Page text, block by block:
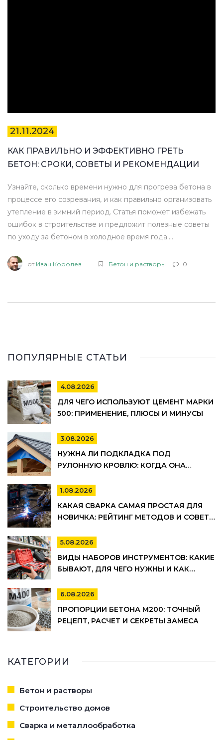
21.11.2024
КАК ПРАВИЛЬНО И ЭФФЕКТИВНО ГРЕТЬ
БЕТОН: СРОКИ, СОВЕТЫ И РЕКОМЕНДАЦИИ
Узнайте, сколько времени нужно для прогрева бетона в
процессе его созревания, и как правильно организовать
утепление в зимний период. Статья поможет избежать
ошибок в строительстве и предложит полезные советы
по уходу за бетоном в холодное время года.
преимущества и недостатки, а также значимость
от Иван Королев Бетон и растворы 0
ПОПУЛЯРНЫЕ СТАТЬИ
4.08.2026
ДЛЯ ЧЕГО ИСПОЛЬЗУЮТ ЦЕМЕНТ МАРКИ
500: ПРИМЕНЕНИЕ, ПЛЮСЫ И МИНУСЫ
3.08.2026
НУЖНА ЛИ ПОДКЛАДКА ПОД
РУЛОННУЮ КРОВЛЮ: КОГДА ОНА
СЭКОНОМИТЬ
1.08.2026
КАКАЯ СВАРКА САМАЯ ПРОСТАЯ ДЛЯ
НОВИЧКА: РЕЙТИНГ МЕТОДОВ И СОВЕТЫ
5.08.2026
ВИДЫ НАБОРОВ ИНСТРУМЕНТОВ: КАКИЕ
БЫВАЮТ, ДЛЯ ЧЕГО НУЖНЫ И КАК
6.08.2026
ПРОПОРЦИИ БЕТОНА М200: ТОЧНЫЙ
РЕЦЕПТ, РАСЧЕТ И СЕКРЕТЫ ЗАМЕСА
КАТЕГОРИИ
Бетон и растворы
Строительство домов
Сварка и металлообработка